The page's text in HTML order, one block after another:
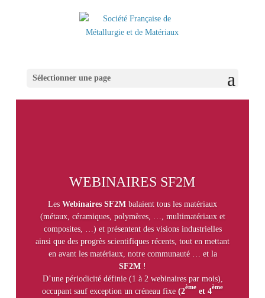
Sélectionner une page
WEBINAIRES SF2M
Les Webinaires SF2M balaient tous les matériaux
(métaux, céramiques, polymères, …, multimatériaux et
composites, …) et présentent des visions industrielles
ainsi que des progrès scientifiques récents, tout en mettant
en avant les matériaux, notre communauté … et la
SF2M !
D’une périodicité définie (1 à 2 webinaires par mois),
occupant sauf exception un créneau fixe (2
ème
et 4
ème